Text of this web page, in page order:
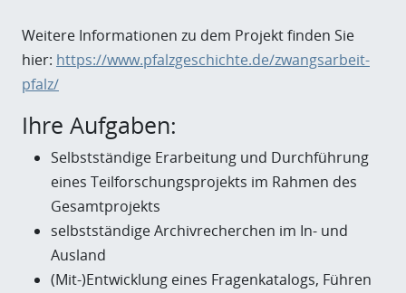
Weitere Informationen zu dem Projekt finden Sie
hier: https://www.pfalzgeschichte.de/zwangsarbeit-
pfalz/
Ihre Aufgaben:
Selbstständige Erarbeitung und Durchführung
eines Teilforschungsprojekts im Rahmen des
Gesamtprojekts
selbstständige Archivrecherchen im In- und
Ausland
(Mit-)Entwicklung eines Fragenkatalogs, Führen